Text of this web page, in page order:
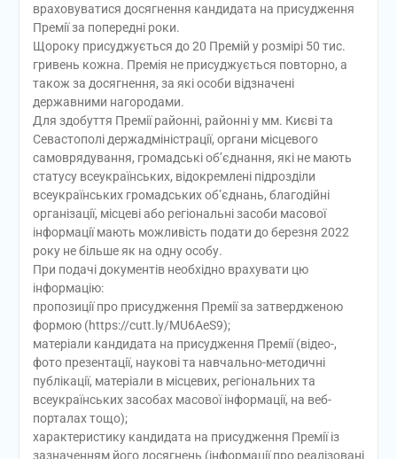
враховуватися досягнення кандидата на присудження
Премії за попередні роки.
Щороку присуджується до 20 Премій у розмірі 50 тис.
гривень кожна. Премія не присуджується повторно, а
також за досягнення, за які особи відзначені
державними нагородами.
Для здобуття Премії районні, районні у мм. Києві та
Севастополі держадміністрації, органи місцевого
самоврядування, громадські об’єднання, які не мають
статусу всеукраїнських, відокремлені підрозділи
всеукраїнських громадських об’єднань, благодійні
організації, місцеві або регіональні засоби масової
інформації мають можливість подати до березня 2022
року не більше як на одну особу.
При подачі документів необхідно врахувати цю
інформацію:
пропозиції про присудження Премії за затвердженою
формою (https://cutt.ly/MU6AeS9);
матеріали кандидата на присудження Премії (відео-,
фото презентації, наукові та навчально-методичні
публікації, матеріали в місцевих, регіональних та
всеукраїнських засобах масової інформації, на веб-
порталах тощо);
характеристику кандидата на присудження Премії із
зазначенням його досягнень (інформації про реалізовані